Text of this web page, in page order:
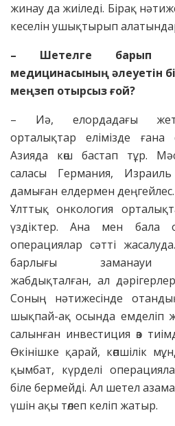
жинау да жиіледі. Бірақ
кеселін ушықтырып
– Шетелге барып
медицинасының әлеуе­тін
меңзеп отырсыз ғой?
– Иә, елордадағы
орталықтар елімізде
Азияда көш бастап тұр.
саласы Германия,
дамы­ған елдермен
Ұлттық онко­логия
үздіктер. Ана мен бала
операциялар сәтті
барлығы заманауи
жабдықталған, ал
Соның нәти­жесінде
шықпай-ақ осында емделіп
салынған инвес­тиция өз
Өкінішке қарай, көпшілік
қымбат, күрделі
біле бермейді. Ал шетел
үшін ақы төлеп келіп жатыр.